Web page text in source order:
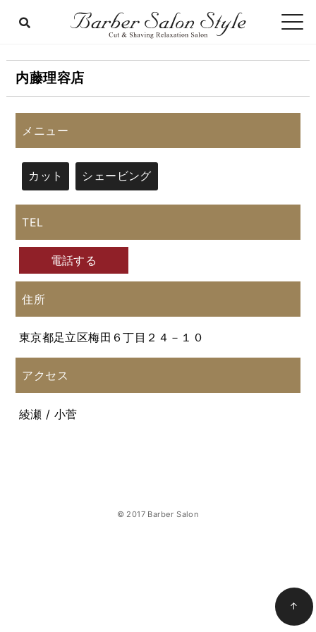
内藤理容店
メニュー
カット シェービング
TEL
電話する
住所
東京都足立区梅田６丁目２４－１０
アクセス
綾瀬 / 小菅
© 2017 Barber Salon
↑